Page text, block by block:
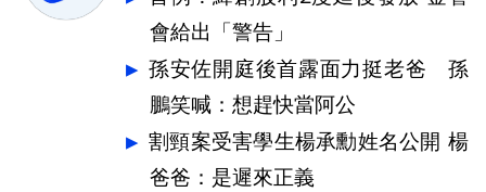
會給出「警告」
孫安佐開庭後首露面力挺老爸 孫
鵬笑喊：想趕快當阿公
割頸案受害學生楊承勳姓名公開 楊
爸爸：是遲來正義